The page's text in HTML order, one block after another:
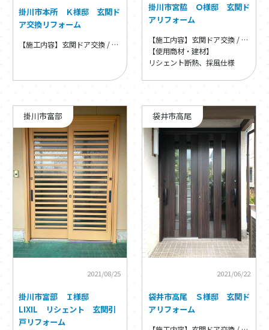
掛川市本所 Ｋ様邸 玄関ド
ア交換リフォーム
【施工内容】玄関ドア交換 / 玄関ドア・窓・内装リフォーム
掛川市宮脇 Ｏ様邸 玄関ド
アリフォーム
【施工内容】玄関ドア交換 / 玄関ドア・窓・内装リフォーム
【使用商材・建材】
リシェント断熱、採風仕様
掛川市富部
2021/08/25
掛川市富部 Ｉ様邸
LIXIL リシェント 玄関引
戸リフォーム
袋井市高尾
2021/06/22
袋井市高尾 Ｓ様邸 玄関ド
アリフォーム